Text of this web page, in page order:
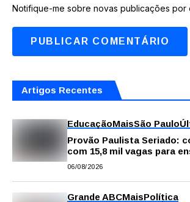
Notifique-me sobre novas publicações por
Artigos Recentes
EducaçãoMaisSão Paulo
Provão Paulista Seriado:
com 15,8 mil vagas para
público
06/08/2026
Grande ABCMaisPolítica